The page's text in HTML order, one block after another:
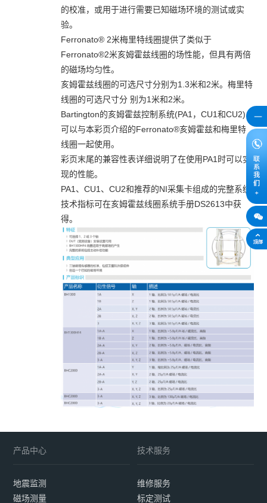
的校准，或用于进行需要已知磁场环境的测试或实
验。
Ferronato® 2米梅里特线圈提供了类似于
Ferronato®2米亥姆霍兹线圈的场性能，但具有两倍
的磁场均匀性。
亥姆霍兹线圈的可选尺寸分别为1.3米和2米。梅里特
线圈的可选尺寸分 别为1米和2米。
Bartington的亥姆霍兹控制系统(PA1，CU1和CU2)
可以与本彩页介绍的Ferronato®亥姆霍兹和梅里特
线圈一起使用。
彩页末尾的兼容性表详细说明了在使用PA1时可以实
现的性能。
PA1、CU1、CU2和推荐的NI采集卡组成的完整系统
技术指标可在亥姆霍兹线圈系统手册DS2613中获
得。
产品中心
地震监测
磁场测量
技术服务
维修服务
标定测试